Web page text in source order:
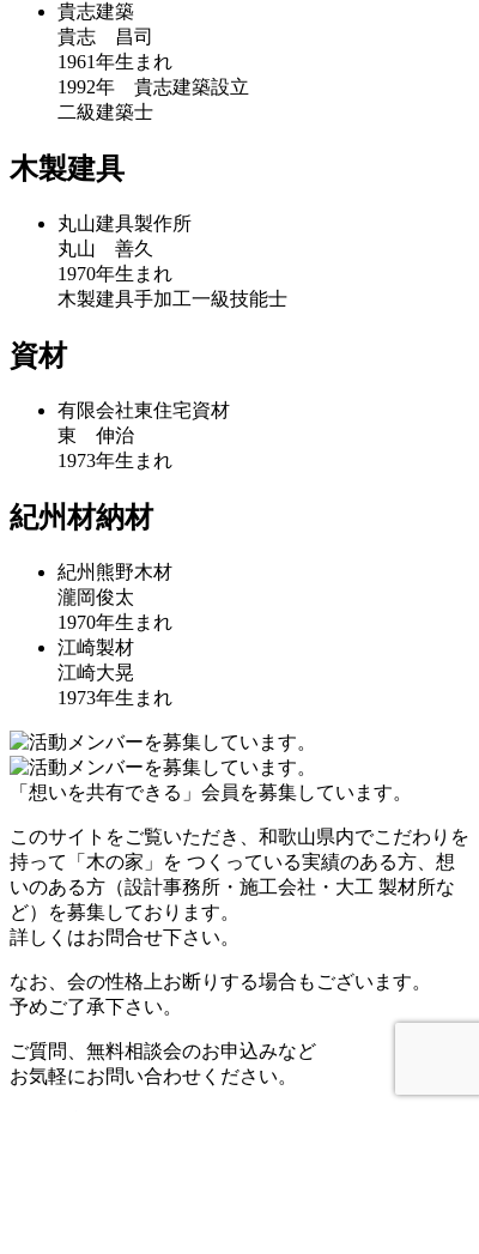
貴志建築
貴志 昌司
1961年生まれ
1992年 貴志建築設立
二級建築士
木製建具
丸山建具製作所
丸山 善久
1970年生まれ
木製建具手加工一級技能士
資材
有限会社東住宅資材
東 伸治
1973年生まれ
紀州材納材
紀州熊野木材
瀧岡俊太
1970年生まれ
江崎製材
江崎大晃
1973年生まれ
「想いを共有できる」 会員を募集しています。
このサイトをご覧いただき、和歌山県内でこだわりを
持って「木の家」を つくっている実績のある方、想
いのある方（設計事務所・施工会社・大工 製材所な
ど）を募集しております。
詳しくはお問合せ下さい。
なお、会の性格上お断りする場合もございます。
予めご了承下さい。
ご質問、無料相談会のお申込みなど
お気軽にお問い合わせください。